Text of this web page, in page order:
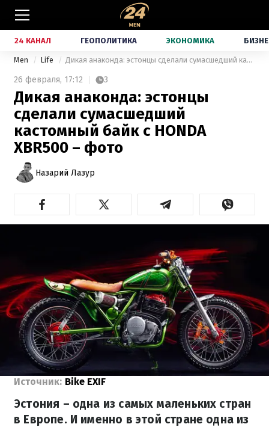
24 КАНАЛ ГЕОПОЛИТИКА ЭКОНОМИКА
Men Life Дикая анаконда: эстонцы сделали сумасшедший кастомный байк с HONDA XBR500 – фото
26 февраля, 17:12 3
Дикая анаконда: эстонцы
сделали сумасшедший
кастомный байк с HONDA
XBR500 – фото
Назарий Лазур
Источник: Bike EXIF
Эстония – одна из самых маленьких стран
в Европе. И именно в этой стране одна из